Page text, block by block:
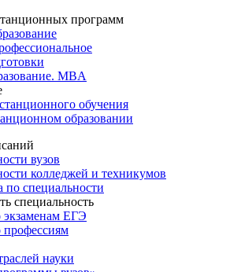
программ
MBA
обучения
образовании
вузов
колледжей и техникумов
по специальности
специальность
ЕГЭ
науки